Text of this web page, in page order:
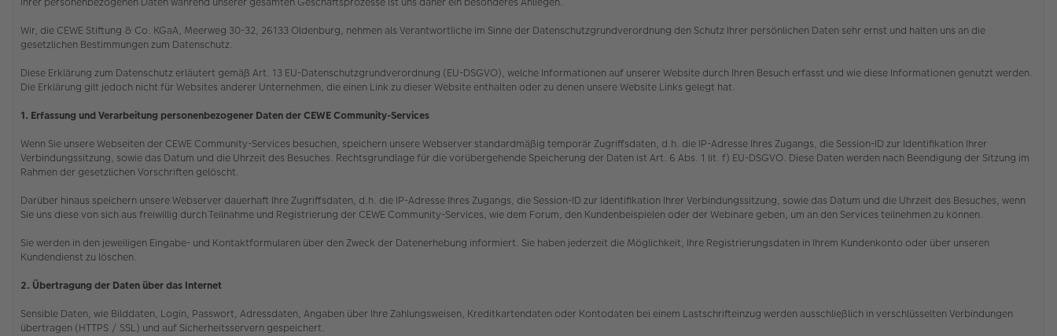
Wir, die CEWE Stiftung & Co. KGaA, Meerweg 30-32, 26133 Oldenburg, nehmen als Verantwortliche im Sinne der Datenschutzgrundverordnung den Schutz Ihrer persönlichen Daten sehr ernst und halten uns an die
gesetzlichen Bestimmungen zum Datenschutz.
Diese Erklärung zum Datenschutz erläutert gemäß Art. 13 EU-Datenschutzgrundverordnung (EU-DSGVO), welche Informationen auf unserer Website durch Ihren Besuch erfasst und wie diese Informationen genutzt werden.
Die Erklärung gilt jedoch nicht für Websites anderer Unternehmen, die einen Link zu dieser Website enthalten oder zu denen unsere Website Links gelegt hat.
1. Erfassung und Verarbeitung personenbezogener Daten der CEWE Community-Services
Wenn Sie unsere Webseiten der CEWE Community-Services besuchen, speichern unsere Webserver standardmäßig temporär Zugriffsdaten, d.h. die IP-Adresse Ihres Zugangs, die Session-ID zur Identifikation Ihrer
Verbindungssitzung, sowie das Datum und die Uhrzeit des Besuches. Rechtsgrundlage für die vorübergehende Speicherung der Daten ist Art. 6 Abs. 1 lit. f) EU-DSGVO. Diese Daten werden nach Beendigung der Sitzung im
Rahmen der gesetzlichen Vorschriften gelöscht.
Darüber hinaus speichern unsere Webserver dauerhaft Ihre Zugriffsdaten, d.h. die IP-Adresse Ihres Zugangs, die Session-ID zur Identifikation Ihrer Verbindungssitzung, sowie das Datum und die Uhrzeit des Besuches, wenn
Sie uns diese von sich aus freiwillig durch Teilnahme und Registrierung der CEWE Community-Services, wie dem Forum, den Kundenbeispielen oder der Webinare geben, um an den Services teilnehmen zu können.
Sie werden in den jeweiligen Eingabe- und Kontaktformularen über den Zweck der Datenerhebung informiert. Sie haben jederzeit die Möglichkeit, Ihre Registrierungsdaten in Ihrem Kundenkonto oder über unseren
Kundendienst zu löschen.
2. Übertragung der Daten über das Internet
Sensible Daten, wie Bilddaten, Login, Passwort, Adressdaten, Angaben über Ihre Zahlungsweisen, Kreditkartendaten oder Kontodaten bei einem Lastschrifteinzug werden ausschließlich in verschlüsselten Verbindungen
übertragen (HTTPS / SSL) und auf Sicherheitsservern gespeichert.